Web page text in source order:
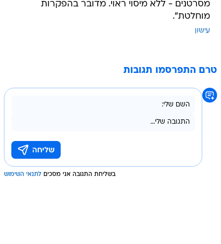
מסרטנים - ללא מיסוי ראוי. מדובר בהפקרות
מוחלטת".
עישון
טרם התפרסמו תגובות
בשליחת התגובה אני מסכים לתנאי השימוש